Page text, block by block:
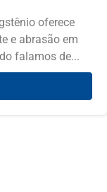
oferece
e abrasão em
falamos de...